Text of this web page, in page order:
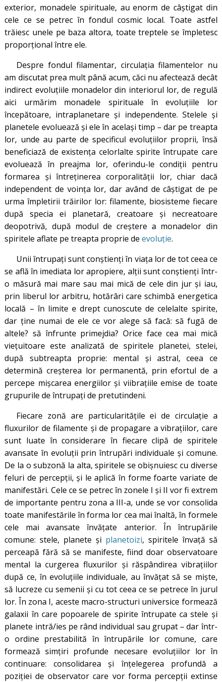
exterior, monadele spirituale, au enorm de câștigat din
cele ce se petrec în fondul cosmic local. Toate astfel
trăiesc unele pe baza altora, toate treptele se împletesc
proporțional între ele.
Despre fondul filamentar, circulația filamentelor nu
am discutat prea mult până acum, căci nu afectează decât
indirect evoluțiile monadelor din interiorul lor, de regulă
aici urmărim monadele spirituale în evoluțiile lor
începătoare, intraplanetare și independente. Stelele și
planetele evoluează și ele în același timp – dar pe treapta
lor, unde au parte de specificul evoluțiilor proprii, însă
beneficiază de existența celorlalte spirite întrupate care
evoluează în preajma lor, oferindu-le condiții pentru
formarea și întreținerea corporalității lor, chiar dacă
independent de voința lor, dar având de câștigat de pe
urma împletirii trăirilor lor: filamente, biosisteme fiecare
după specia ei planetară, creatoare și necreatoare
deopotrivă, după modul de creștere a monadelor din
spiritele aflate pe treapta proprie deevoluție.
Unii întrupați sunt conștienți în viața lor de tot ceea ce
se află în imediata lor apropiere, alții sunt conștienți într-
o măsură mai mare sau mai mică de cele din jur și iau,
prin liberul lor arbitru, hotărâri care schimbă energetica
locală – în limite e drept cunoscute de celelalte spirite,
dar ține numai de ele ce vor alege să facă: să fugă de
altele? să înfrunte primejdia? Orice face cea mai mică
viețuitoare este analizată de spiritele planetei, stelei,
după subtreapta proprie: mental și astral, ceea ce
determină creșterea lor permanentă, prin efortul de a
percepe mișcarea energiilor și viibrațiile emise de toate
grupurile de întrupați de pretutindeni.
Fiecare zonă are particularitățile ei de circulație a
fluxurilor de filamente și de propagare a vibrațiilor, care
sunt luate în considerare în fiecare clipă de spiritele
avansate în evoluții prin întrupări individuale și comune.
De la o subzonă la alta, spiritele se obișnuiesc cu diverse
feluri de percepții, și le aplică în forme foarte variate de
manifestări. Cele ce se petrec în zonele I și II vor fi extrem
de importante pentru zona a III-a, unde se vor consolida
toate manifestările în forma lor cea mai înaltă, în formele
cele mai avansate învățate anterior. În întrupările
comune: stele, planete și planetoizi, spiritele învață să
perceapă fără să se manifeste, fiind doar observatoare
mental la curgerea fluxurilor și răspândirea vibrațiilor
după ce, în evoluțiile individuale, au învățat să se miște,
să lucreze cu semenii și cu tot ceea ce se petrece în jurul
lor. În zona I, aceste macro-structuri universice formează
galaxii în care popoarele de spirite întrupate ca stele și
planete intră/ies pe rând individual sau grupat – dar într-
o ordine prestabilită în întrupările lor comune, care
formează simțiri profunde necesare evoluțiilor lor în
continuare: consolidarea și înțelegerea profundă a
poziției de observator care vor forma percepții extinse